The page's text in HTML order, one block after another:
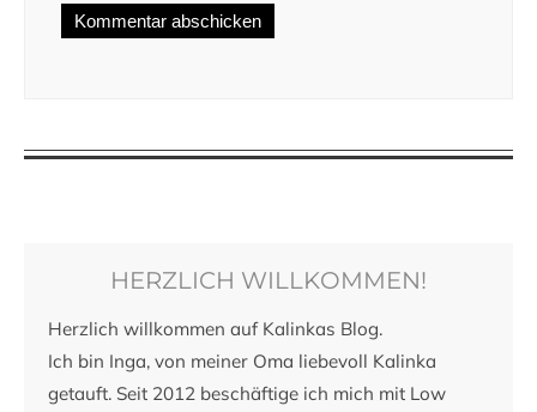
HERZLICH WILLKOMMEN!
Herzlich willkommen auf Kalinkas Blog.
Ich bin Inga, von meiner Oma liebevoll Kalinka
getauft. Seit 2012 beschäftige ich mich mit Low